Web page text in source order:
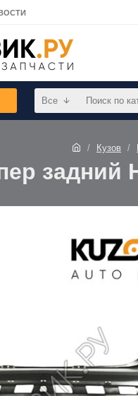
Все
Кузов
задний